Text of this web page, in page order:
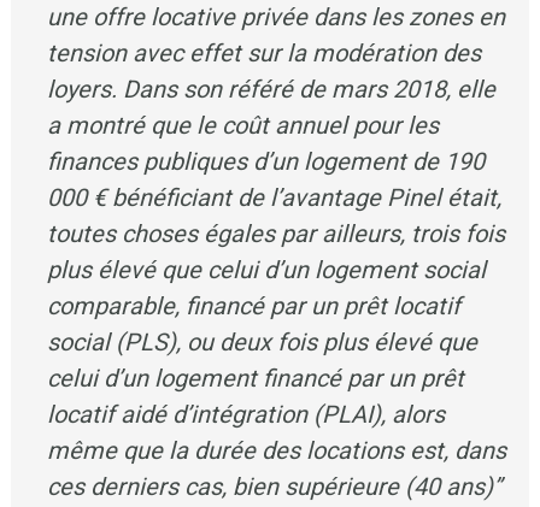
une offre locative privée dans les zones en
tension avec effet sur la modération des
loyers. Dans son référé de mars 2018, elle
a montré que le coût annuel pour les
finances publiques d’un logement de 190
000 € bénéficiant de l’avantage Pinel était,
toutes choses égales par ailleurs, trois fois
plus élevé que celui d’un logement social
comparable, financé par un prêt locatif
social (PLS), ou deux fois plus élevé que
celui d’un logement financé par un prêt
locatif aidé d’intégration (PLAI), alors
même que la durée des locations est, dans
ces derniers cas, bien supérieure (40 ans)”